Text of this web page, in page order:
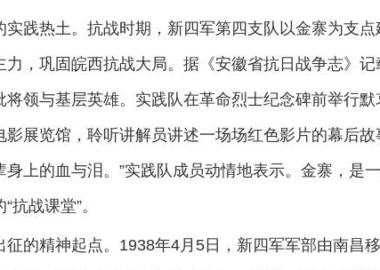
践热土。抗战时期，新四军第四支队以金寨为支
，巩固皖西抗战大局。据《安徽省抗日战争志》
领与基层英雄。实践队在革命烈士纪念碑前举行
展览馆，聆听讲解员讲述一场场红色影片的幕后故
上的血与泪。”实践队成员动情地表示。金寨，是
抗战课堂”。
征的精神起点。1938年4月5日，新四军军部由南昌